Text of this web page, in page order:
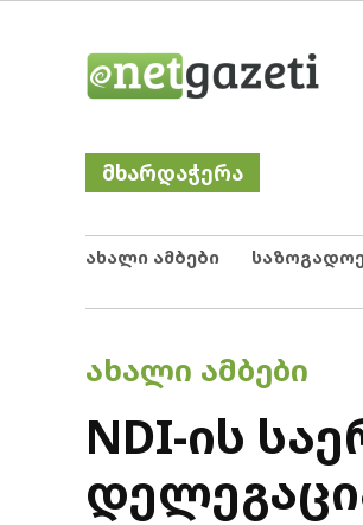
მხარდაჭერა
ახალი ამბები
POSTED
ᲐᲮᲐᲚᲘ ᲐᲛᲑᲔᲑᲘ
NDI-ის